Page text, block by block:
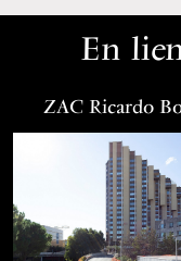
En
ZAC Ricardo